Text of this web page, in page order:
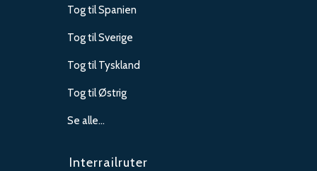
Tog til Spanien
Tog til Sverige
Tog til Tyskland
Tog til Østrig
Se alle…
Interrailruter